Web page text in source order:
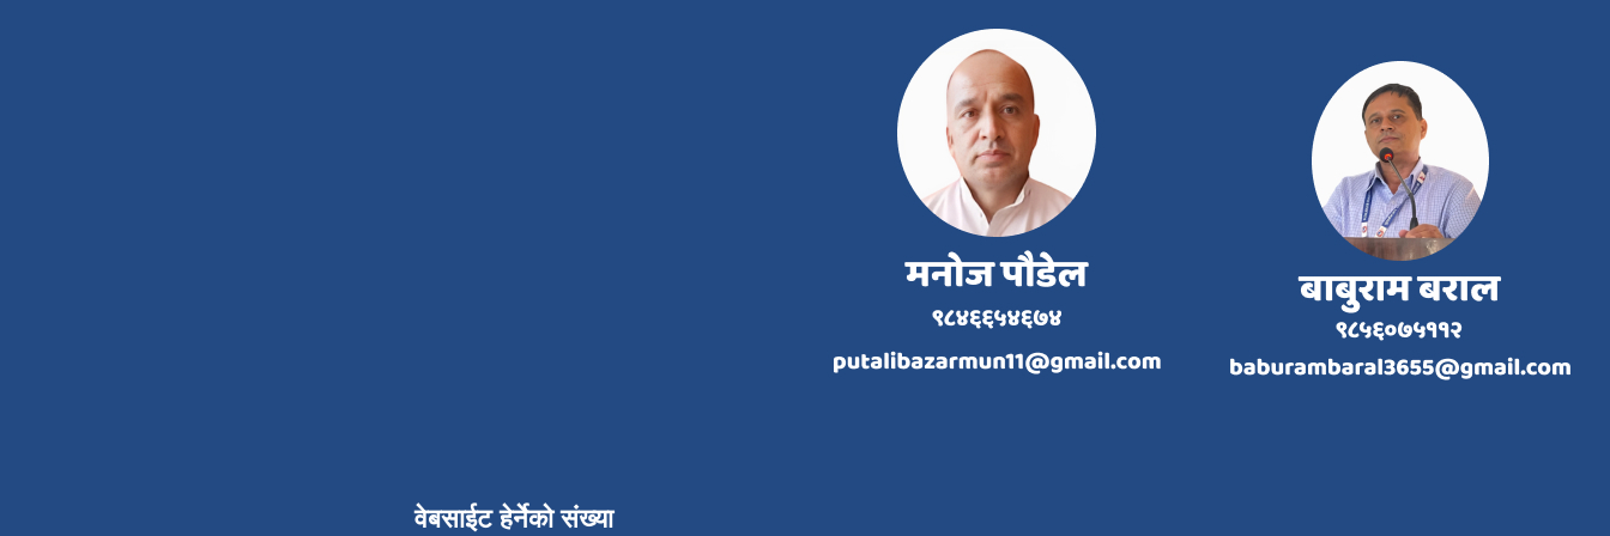
वेबसाईट हेर्नेको संख्या